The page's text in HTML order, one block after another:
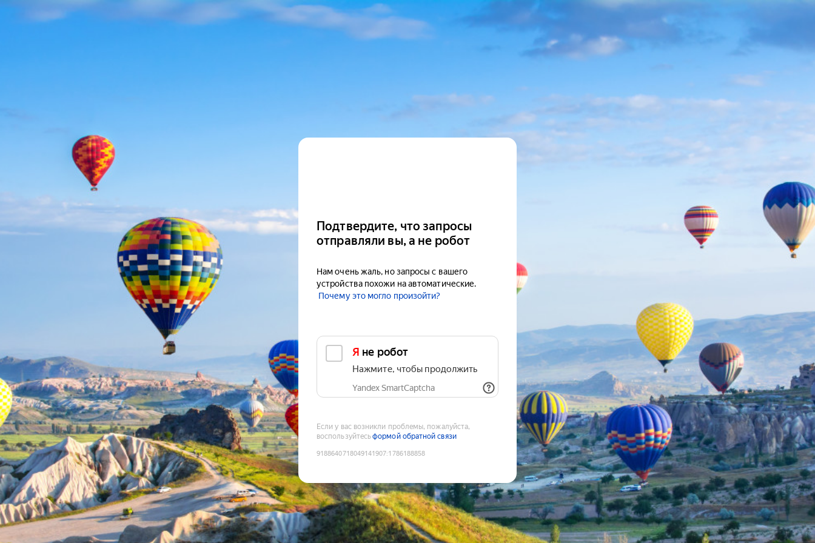
Подтвердите, что запросы
отправляли вы, а не робот
Нам очень жаль, но запросы с вашего
устройства похожи на автоматические.
Почему это могло произойти?
Я не робот
Нажмите, чтобы продолжить
Yandex SmartCaptcha
Если у вас возникли проблемы, пожалуйста,
воспользуйтесьформой обратной связи
9188640718049141907:1786188858